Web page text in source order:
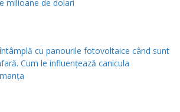
milioane de dolari
cu panourile fotovoltaice când sunt
Cum le influențează canicula